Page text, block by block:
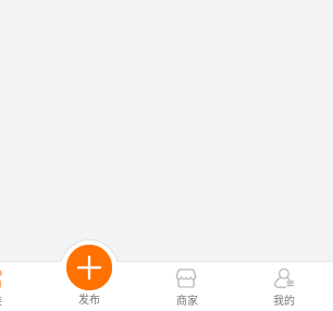
发布 商家 我的